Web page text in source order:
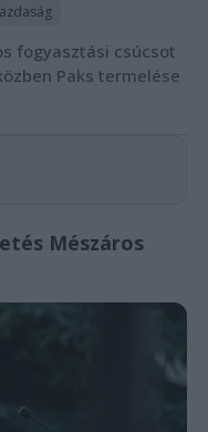
fogyasztási csúcsot
Paks termelése
Mészáros